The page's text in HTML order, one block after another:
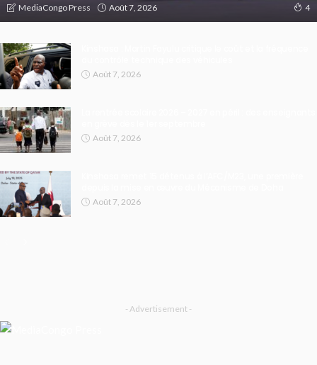
MediaCongo Press Août 7, 2026 4
Août 7, 2026
Août 7, 2026
Août 7, 2026
- Advertisement -